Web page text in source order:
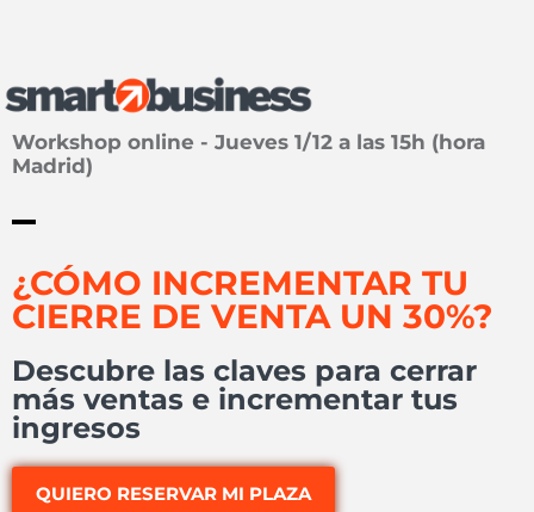
Workshop online - Jueves 1/12 a las 15h (hora
Madrid)
¿CÓMO INCREMENTAR TU
CIERRE DE VENTA UN 30%?
Descubre las claves para cerrar
más ventas e incrementar tus
ingresos
QUIERO RESERVAR MI PLAZA